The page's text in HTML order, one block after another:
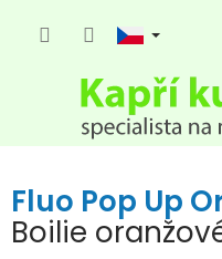
Fluo Pop Up
Boilie